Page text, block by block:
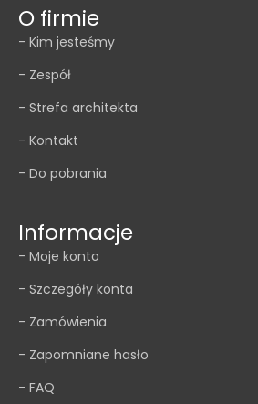
O firmie
- Kim jesteśmy
- Zespół
- Strefa architekta
- Kontakt
- Do pobrania
Informacje
- Moje konto
- Szczegóły konta
- Zamówienia
- Zapomniane hasło
- FAQ